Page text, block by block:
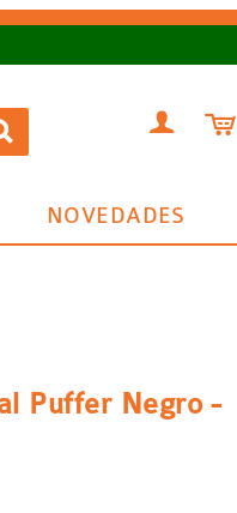
 
NOVEDADES
Puffer Negro -